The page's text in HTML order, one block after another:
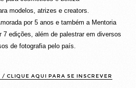
modelos, atrizes e creators.
por 5 anos e também a Mentoria
7 edições, além de palestrar em diversos
de fotografia pelo país.
CLIQUE AQUI PARA SE INSCREVER